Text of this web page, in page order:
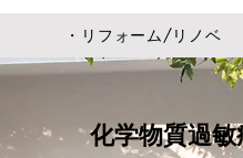
・リフォーム/リノベ
化学物質過敏